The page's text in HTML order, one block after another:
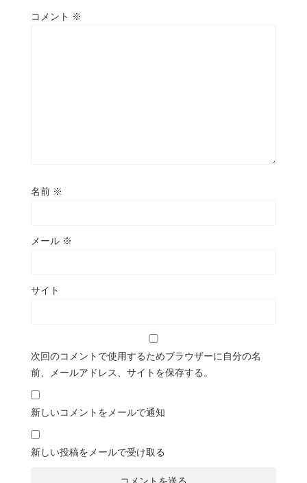
コメント ※
名前 ※
メール ※
サイト
次回のコメントで使用するためブラウザーに自分の名
前、メールアドレス、サイトを保存する。
新しいコメントをメールで通知
新しい投稿をメールで受け取る